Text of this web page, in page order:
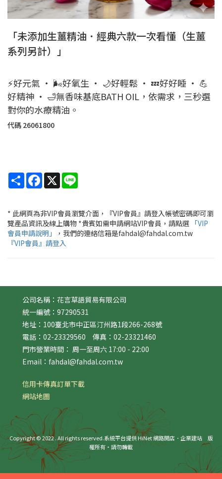
「未添加生薑精油．經典六款一次看懂（生薑
系列另計）」
⚡好元氣 ‧ 🌬️好氧生 ‧ 🌙好輕鬆 ‧ 💤好好睡 ‧ 💪
好精神 ‧ 🛁無香味基底BATH OIL，依需求，三秒選
對你的水療精油。
代碼 26061800
Share Facebook
X
* 此網頁為非VIP會員瀏覽介面，『VIP會員』請登入帳號密碼即可瀏
覽產品資訊及線上購物 *貴賓如需申請網站VIP會員，請點選 「VIP
會員申請說明」
，我們的連絡信箱是fahdal@fahdal.com.tw
『VIP會員』請登入
公司名稱：花言草語貿易有限公司
統一編號：97290531
地址：100臺北市中正區汀州路1段266-268號
電話：02-23329560 傳真：02-23321460
門市營業時間： 周一至周六 17:00 - 22:00
Email：fahdal@fahdal.com.tw
信用卡傳真訂單下載
網站地圖
Copyright © 2022 . All rights reserved.系統平台提供 HiNet 網路開店．企業建站版
權所有‧請勿轉載